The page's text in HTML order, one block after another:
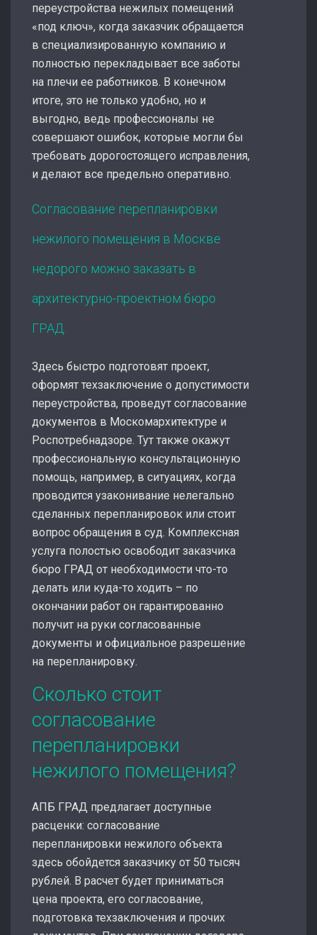
переустройства нежилых помещений
«под ключ», когда заказчик обращается
в специализированную компанию и
полностью перекладывает все заботы
на плечи ее работников. В конечном
итоге, это не только удобно, но и
выгодно, ведь профессионалы не
совершают ошибок, которые могли бы
требовать дорогостоящего исправления,
и делают все предельно оперативно.
Согласование перепланировки
нежилого помещения в Москве
недорого можно заказать в
архитектурно-проектном бюро
ГРАД.
Здесь быстро подготовят проект,
оформят техзаключение о допустимости
переустройства, проведут согласование
документов в Москомархитектуре и
Роспотребнадзоре. Тут также окажут
профессиональную консультационную
помощь, например, в ситуациях, когда
проводится узаконивание нелегально
сделанных перепланировок или стоит
вопрос обращения в суд. Комплексная
услуга полостью освободит заказчика
бюро ГРАД от необходимости что-то
делать или куда-то ходить – по
окончании работ он гарантированно
получит на руки согласованные
документы и официальное разрешение
на перепланировку.
Сколько стоит
согласование
перепланировки
нежилого помещения?
АПБ ГРАД предлагает доступные
расценки: согласование
перепланировки нежилого объекта
здесь обойдется заказчику от 50 тысяч
рублей. В расчет будет приниматься
цена проекта, его согласование,
подготовка техзаключения и прочих